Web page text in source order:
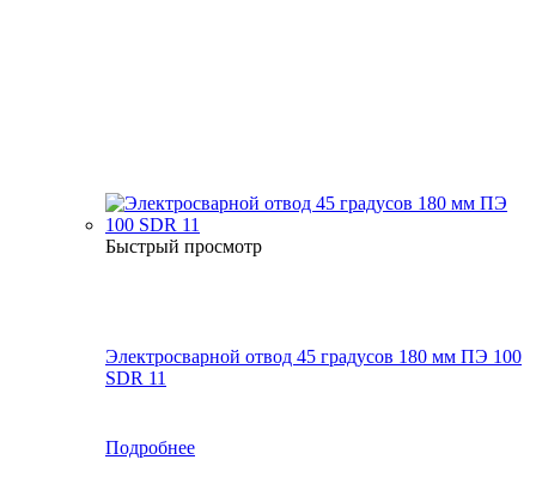
Быстрый просмотр
Электросварной отвод 45 градусов 180 мм ПЭ 100
SDR 11
Подробнее